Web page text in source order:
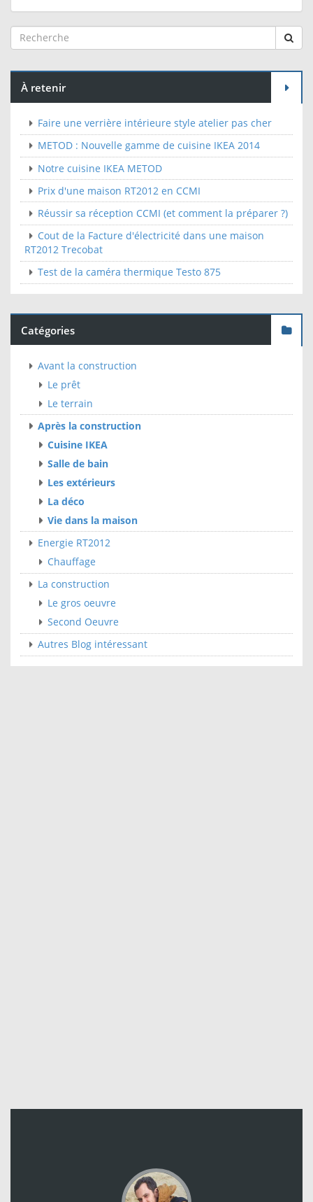
À retenir
Faire une verrière intérieure style atelier pas cher
METOD : Nouvelle gamme de cuisine IKEA 2014
Notre cuisine IKEA METOD
Prix d'une maison RT2012 en CCMI
Réussir sa réception CCMI (et comment la préparer ?)
Cout de la Facture d'électricité dans une maison
RT2012 Trecobat
Test de la caméra thermique Testo 875
Catégories
Avant la construction
Le prêt
Le terrain
Après la construction
Cuisine IKEA
Salle de bain
Les extérieurs
La déco
Vie dans la maison
Energie RT2012
Chauffage
La construction
Le gros oeuvre
Second Oeuvre
Autres Blog intéressant